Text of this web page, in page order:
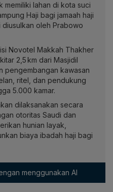
memiliki lahan di kota suci
Haji bagi jamaah haji
oleh Prabowo
Novotel Makkah Thakher
2,5 km dari Masjidil
pengembangan kawasan
ritel, dan pendukung
5.000 kamar.
dilaksanakan secara
otoritas Saudi dan
hunian layak,
biaya ibadah haji bagi
menggunakan AI